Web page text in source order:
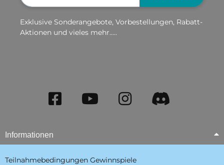
Exklusive Sonderangebote, Vorbestellungen, Rabatt-
Aktionen und vieles mehr.....
Informationen
Teilnahmebedingungen Gewinnspiele